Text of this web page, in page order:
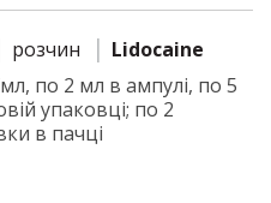
розчин
Lidocaine
по 2 мл в ампулі, по 5
упаковці; по 2
в пачці